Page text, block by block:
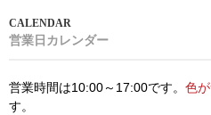
営業日カレンダー
営業時間は10:00～17:00です。 色
す。